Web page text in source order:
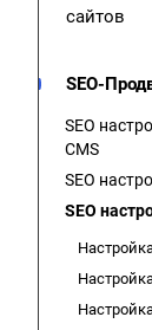
сайтов
SEO-
SEO
CMS
SEO
SEO